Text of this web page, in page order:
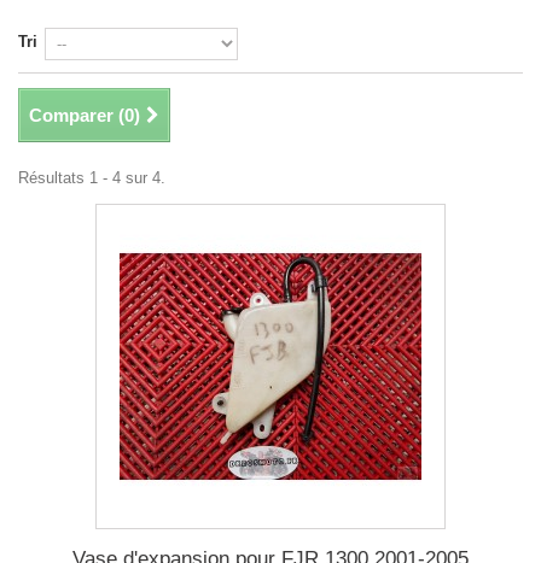
Tri
Comparer (0)
Résultats 1 - 4 sur 4.